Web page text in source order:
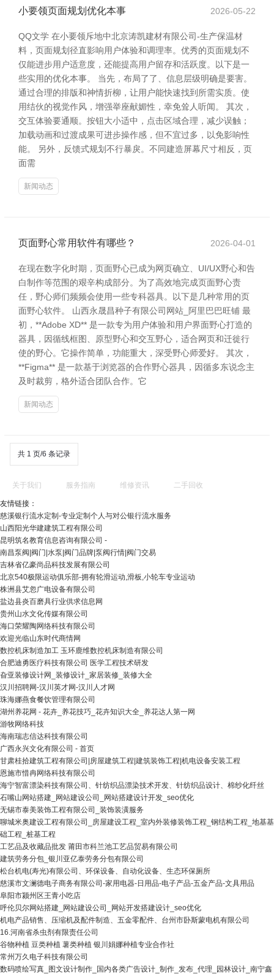
小要领页面规划优化本事 2026-05-22
QQ文学 在小要领斥地中北京涛凯建材有限公司-生产保温材
料，页面规划径直影响用户体验和调理率。优秀的页面规划不
仅能进步用户适意度，还能提高用户留存和活跃度。以下是一
些实用的优化本事。 当先，布局了了、信息层级明确是要害。
通过合理的排版和神情折柳，让用户能快速找到所需实质。使
用结伙的视觉作风，增强举座献媚性，幸免耸人听闻。 其次，
交互体验要通顺。按钮大小适中，点击区域合理，减少误触；
加载动画和过渡成果可进步操作感，但不宜过多，以免影响性
能。 另外，反馈式规划不行暴戾。不同建造屏幕尺寸相反，页
面需
新闻动态
页面野心常用软件有哪些？ 2026-04-01
在现在数字化时期，页面野心已成为网页确立、UI/UX野心和告
白制作等范围的艰辛构成部分。为了高效地完成页面野心责
任，野心师们频频会使用一些专科器具。以下是几种常用的页
面野心软件。 山西永晟昌种子有限公司网站_阿里巴巴旺铺 最
初，**Adobe XD** 是一款专为用户体验和用户界面野心打造的
器具，因循线框图、原型野心和交互野心，适合网页和迁徙行
使的野心。它操作简单，功能重大，深受野心师爱好。 其次，
**Figma** 是一款基于浏览器的合作野心器具，因循多东说念主
及时裁剪，格外适合团队合作。它
新闻动态
共 1 页/6 条记录
关于我们 服务指南 维修资讯 二手回收
友情链接：
慈溪银行流水定制-专业定制个人与对公银行流水服务
山西阳光华建建筑工程有限公司
昆明筑名教育信息咨询有限公司 -
南昌泵阀|阀门|水泵|阀门品牌|泵阀行情|阀门交易
吉林省亿豪尚品科技发展有限公司
北京540极限运动俱乐部-拥有轮滑运动,滑板,小轮车专业运动
株洲县艾忽广电设备有限公司
盐边县炎百磨具行业供求信息网
贵州山水文化传媒有限公司
海口荣耀陶网络科技有限公司
欢迎光临山东时代商情网
数控机床制造加工 玉环鹿维数控机床制造有限公司
合肥迪勇医疗科技有限公司 医学工程技术研发
旮亚装修设计网_装修设计_家居装修_装修大全
汉川招聘网-汉川英才网-汉川人才网
珠海娜燕食餐饮管理有限公司
湖州养花网 - 花卉_养花技巧_花卉知识大全_养花达人第一网
游牧网络科技
海南瑞志信达科技有限公司
广西永兴文化有限公司 - 首页
甘肃桂拾建筑工程有限公司|房屋建筑工程|建筑装饰工程|机电设备安装工程
恩施市惜冉网络科技有限公司
海宁智富漂染科技有限公司、针纺织品漂染技术开发、针纺织品设计、棉纱化纤丝
石嘴山网站搭建_网站建设公司_网站搭建设计开发_seo优化
无锡市泰美装饰工程有限公司_装饰装潢服务
聊城米奥建设工程有限公司_房屋建设工程_室内外装修装饰工程_钢结构工程_地基基
础工程_桩基工程
工艺品及收藏品批发 莆田市科兰池工艺品贸易有限公司
建筑劳务分包_银川亚亿泰劳务分包有限公司
松台机电(寿光)有限公司、环保设备、自动化设备、生态环保厕所
慈溪市文澜德电子商务有限公司-家用电器-日用品-电子产品-五金产品-文具用品
阜阳市颍州区王青小吃店
呼伦贝尔网站搭建_网站建设公司_网站开发搭建设计_seo优化
机电产品销售、压缩机及配件制造、五金零配件、台州市卧斯蒙电机有限公司
16.河南省杀虫剂有限责任公司
谷物种植 豆类种植 薯类种植 银川娟娜种植专业合作社
常州万久电子科技有限公司
数码喷绘写真_图文设计制作_国内各类广告设计_制作_发布_代理_园林设计_南宁鑫